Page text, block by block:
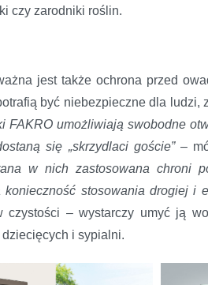
czy zarodniki roślin.
jest także ochrona przed
być niebezpieczne dla ludzi,
FAKRO umożliwiają swobodne
się „skrzydlaci goście”–
w nich zastosowana chroni
stosowania drogiej i
czystości – wystarczy umyć ją
i sypialni.